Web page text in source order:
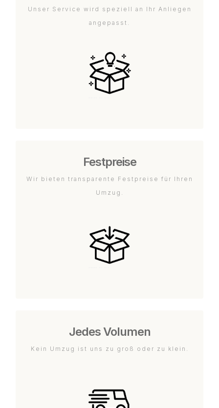
Unser Service wird speziell an Ihr Anliegen
angepasst.
Festpreise
Wir bieten transparente Festpreise für Ihren
Umzug.
Jedes Volumen
Kein Umzug ist uns zu groß oder zu klein.